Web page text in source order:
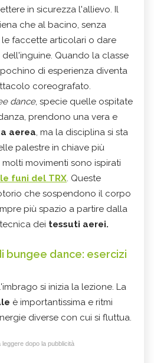
in sicurezza l'allievo. Il
che al bacino, senza
faccette articolari o dare
Quando la classe
di esperienza diventa
coreografato.
dance, specie quelle ospitate
prendono una vera e
aerea, ma la disciplina si sta
palestre in chiave più
movimenti sono ispirati
funi del TRX. Queste
che sospendono il corpo
più spazio a partire dalla
dei tessuti aerei.
bungee dance: esercizi
si inizia la lezione. La
è importantissima e ritmi
diverse con cui si fluttua.
leggere dopo la pubblicità